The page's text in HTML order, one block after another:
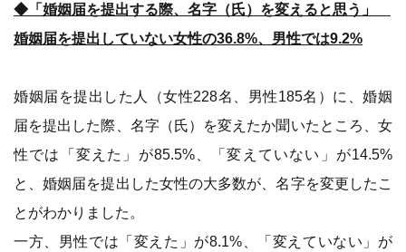
◆「婚姻届を提出する際、名字（氏）を変えると思う」
婚姻届を提出していない女性の36.8%、男性では9.2%
婚姻届を提出した人（女性228名、男性185名）に、婚姻
届を提出した際、名字（氏）を変えたか聞いたところ、女
性では「変えた」が85.5%、「変えていない」が14.5%
と、婚姻届を提出した女性の大多数が、名字を変更したこ
とがわかりました。
一方、男性では「変えた」が8.1%、「変えていない」が